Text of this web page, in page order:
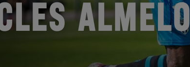
ALMELO